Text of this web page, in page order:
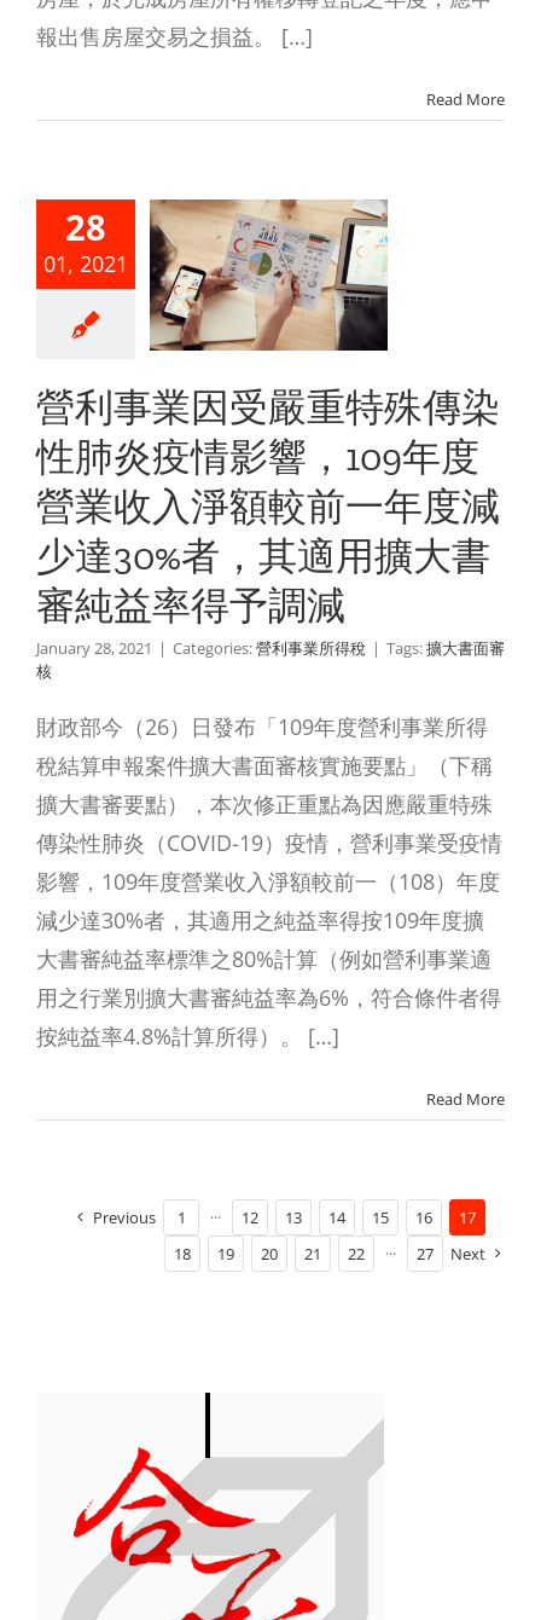
報出售房屋交易之損益。 […]
Read More
28
01, 2021
事業因
度營業
淨額較
度減
其適用
書審純
得予調
減
事業所得稅
營利事業因受嚴重特殊傳染
性肺炎疫情影響，109年度
營業收入淨額較前一年度減
少達30%者，其適用擴大書
審純益率得予調減
January 28, 2021 | Categories:營利事業所得稅 | Tags:擴大書面審
核
財政部今（26）日發布「109年度營利事業所得
稅結算申報案件擴大書面審核實施要點」（下稱
擴大書審要點），本次修正重點為因應嚴重特殊
傳染性肺炎（COVID-19）疫情，營利事業受疫情
影響，109年度營業收入淨額較前一（108）年度
減少達30%者，其適用之純益率得按109年度擴
大書審純益率標準之80%計算（例如營利事業適
用之行業別擴大書審純益率為6%，符合條件者得
按純益率4.8%計算所得）。 […]
Read More
Previous 1 ··· 12 13 14 15 16
17
18
19 20 21 22 ··· 27 Next